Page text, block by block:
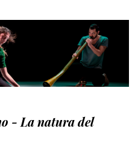
- La natura del
DI PIÙ